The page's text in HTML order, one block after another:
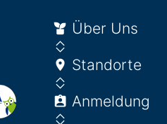
Über Uns
Standorte
Anmeldung